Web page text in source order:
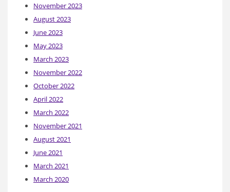
November 2023
August 2023
June 2023
May 2023
March 2023
November 2022
October 2022
April 2022
March 2022
November 2021
August 2021
June 2021
March 2021
March 2020